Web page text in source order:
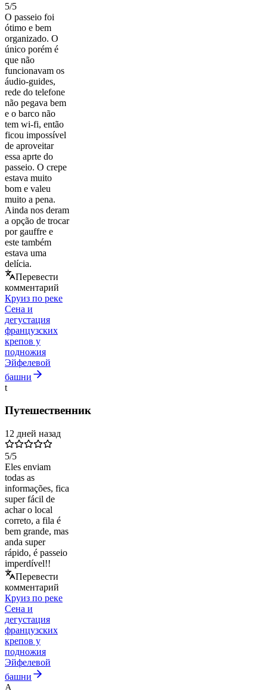
5/5
O passeio foi
ótimo e bem
organizado. O
único porém é
que não
funcionavam os
áudio-guides,
rede do telefone
não pegava bem
e o barco não
tem wi-fi, então
ficou impossível
de aproveitar
essa aprte do
passeio. O crepe
estava muito
bom e valeu
muito a pena.
Ainda nos deram
a opção de trocar
por gauffre e
este também
estava uma
delícia.
Перевести
комментарий
Круиз по реке
Сена и
дегустация
французских
крепов у
подножия
Эйфелевой
башни
t
Путешественник
12 дней назад
5/5
Eles enviam
todas as
informações, fica
super fácil de
achar o local
correto, a fila é
bem grande, mas
anda super
rápido, é passeio
imperdível!!
Перевести
комментарий
Круиз по реке
Сена и
дегустация
французских
крепов у
подножия
Эйфелевой
башни
A